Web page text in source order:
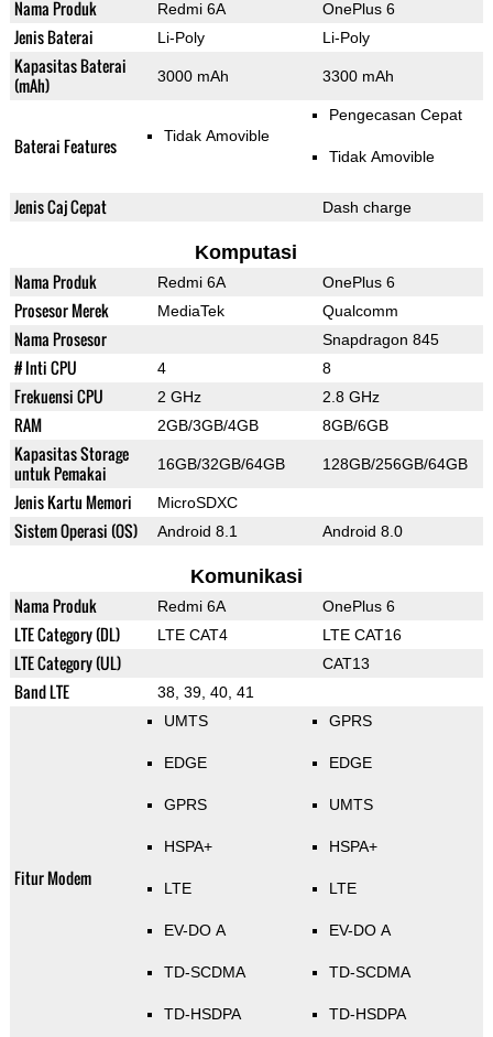
Nama Produk Redmi 6A OnePlus 6
Jenis Baterai Li-Poly Li-Poly
Kapasitas Baterai
(mAh)
3000 mAh 3300 mAh
Baterai Features Tidak Amovible
Pengecasan Cepat
Tidak Amovible
Jenis Caj Cepat Dash charge
Komputasi
Nama Produk Redmi 6A OnePlus 6
Prosesor Merek MediaTek Qualcomm
Nama Prosesor Snapdragon 845
# Inti CPU 4 8
Frekuensi CPU 2 GHz 2.8 GHz
RAM 2GB/3GB/4GB 8GB/6GB
Kapasitas Storage
untuk Pemakai
16GB/32GB/64GB 128GB/256GB/64GB
Jenis Kartu Memori MicroSDXC
Sistem Operasi (OS) Android 8.1 Android 8.0
Komunikasi
Nama Produk Redmi 6A OnePlus 6
LTE Category (DL) LTE CAT4 LTE CAT16
LTE Category (UL) CAT13
Band LTE 38, 39, 40, 41
Fitur Modem
UMTS
EDGE
GPRS
HSPA+
LTE
EV-DO A
TD-SCDMA
TD-HSDPA
GPRS
EDGE
UMTS
HSPA+
LTE
EV-DO A
TD-SCDMA
TD-HSDPA